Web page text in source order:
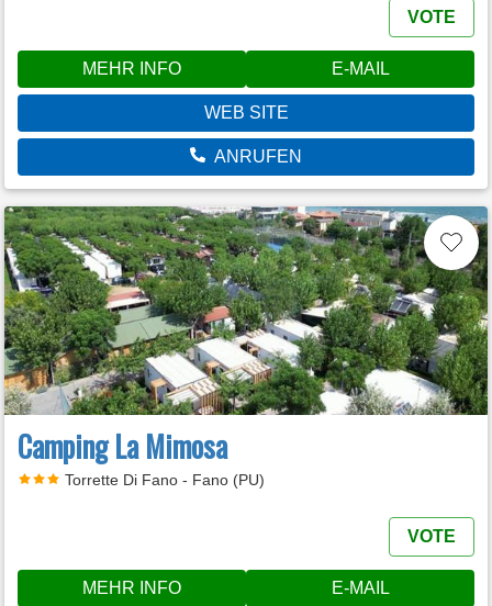
VOTE
MEHR INFO E-MAIL
WEB SITE
ANRUFEN
Camping La Mimosa
Torrette Di Fano - Fano (PU)
VOTE
MEHR INFO E-MAIL